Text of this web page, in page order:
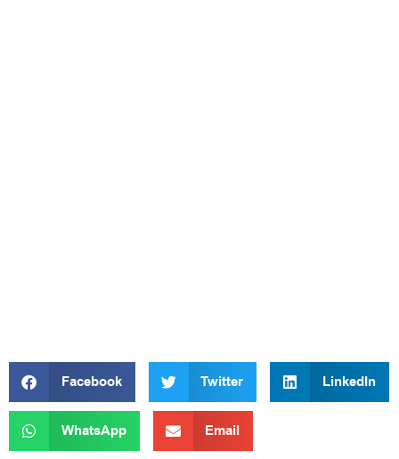
Facebook Twitter LinkedIn
WhatsApp Email